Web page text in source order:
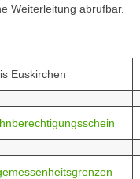
Weiterleitung abrufbar.
Euskirchen